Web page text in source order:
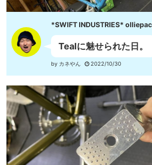
*SWIFT INDUSTRIES*
Tealに魅せられた日。
by カネやん 2022/10/30